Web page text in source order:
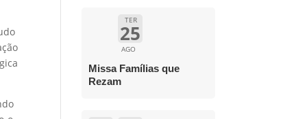
TER
25
AGO
Missa Famílias que
Rezam